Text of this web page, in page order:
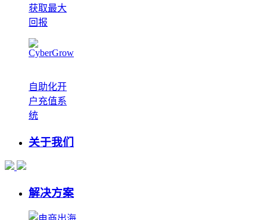
获取最大
回报
自助化开
户充值系
统
关于我们
解决方案